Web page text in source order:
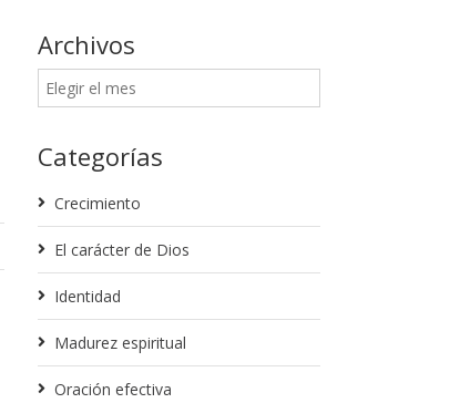
Archivos
Categorías
Crecimiento
El carácter de Dios
Identidad
Madurez espiritual
Oración efectiva